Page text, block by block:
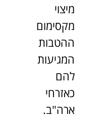
מיצוי
מקסימום
ההטבות
המגיעות
להם
כאזרחי
ארה"ב.